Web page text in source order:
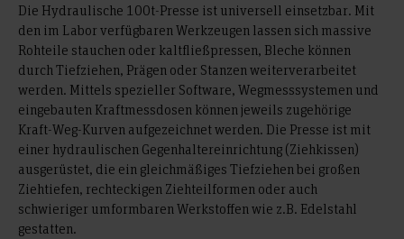
Die Hydraulische 100t-Presse ist universell einsetzbar. Mit
den im Labor verfügbaren Werkzeugen lassen sich massive
Rohteile stauchen oder kaltfließpressen, Bleche können
durch Tiefziehen, Prägen oder Stanzen weiterverarbeitet
werden. Mittels spezieller Software, Wegmesssystemen und
eingebauten Kraftmessdosen können jeweils zugehörige
Kraft-Weg-Kurven aufgezeichnet werden. Die Presse ist mit
einer hydraulischen Gegenhaltereinrichtung (Ziehkissen)
ausgerüstet, die ein gleichmäßiges Tiefziehen bei großen
Ziehtiefen, rechteckigen Ziehteilformen oder auch
schwieriger umformbaren Werkstoffen wie z.B. Edelstahl
gestatten.